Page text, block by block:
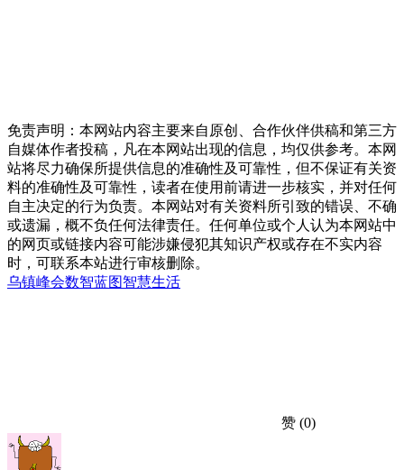
免责声明：本网站内容主要来自原创、合作伙伴供稿和第三方
自媒体作者投稿，凡在本网站出现的信息，均仅供参考。本网
站将尽力确保所提供信息的准确性及可靠性，但不保证有关资
料的准确性及可靠性，读者在使用前请进一步核实，并对任何
自主决定的行为负责。本网站对有关资料所引致的错误、不确
或遗漏，概不负任何法律责任。任何单位或个人认为本网站中
的网页或链接内容可能涉嫌侵犯其知识产权或存在不实内容
时，可联系本站进行审核删除。
乌镇峰会数智蓝图智慧生活
赞 (0)